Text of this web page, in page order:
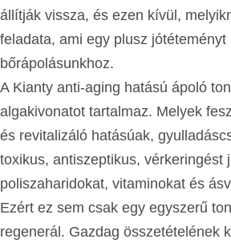
állítják vissza, és ezen kívül,
feladata, ami egy plusz jótéteményt
bőrápolásunkhoz.
A Kianty anti-aging hatású ápoló
algakivonatot tartalmaz. Melyek
és revitalizáló hatásúak,
toxikus, antiszeptikus, vérkeringést
poliszaharidokat, vitaminokat és
Ezért ez sem csak egy egyszerű
regenerál. Gazdag összetételének